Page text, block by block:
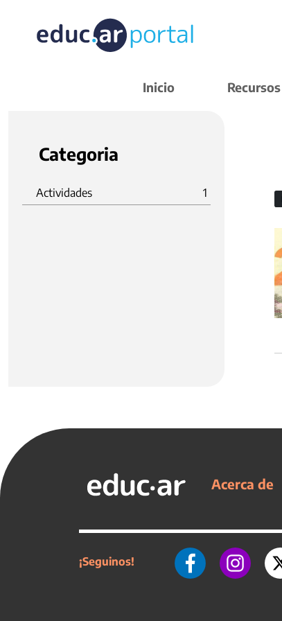
Inicio Recursos
Categoria
Actividades 1
Acerca de
¡Seguinos!